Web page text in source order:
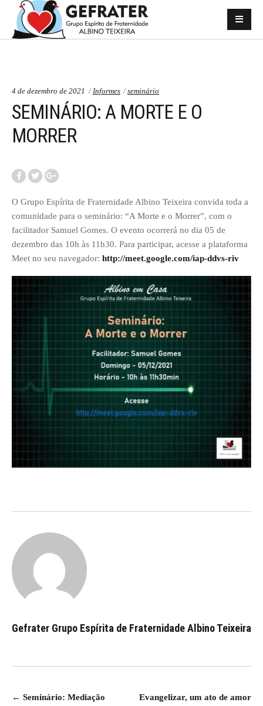
4 de dezembro de 2021 Categorias:
Informes Temas:
seminário
SEMINÁRIO: A MORTE E O
MORRER
O Grupo Espírita de Fraternidade Albino Teixeira convida toda a
comunidade para o seminário: “A Morte e o Morrer”, com o
facilitador Samuel Gomes. O evento ocorrerá no dia 05 de
dezembro das 10h às 11h30. Para participar, acesse a plataforma
Meet no seu navegador: http://meet.google.com/iap-ddvs-riv
Gefrater Grupo Espírita de Fraternidade Albino Teixeira
Navegação
← Seminário: Mediação
Evangelizar, um ato de amor